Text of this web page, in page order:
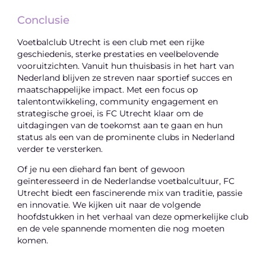
Conclusie
Voetbalclub Utrecht is een club met een rijke
geschiedenis, sterke prestaties en veelbelovende
vooruitzichten. Vanuit hun thuisbasis in het hart van
Nederland blijven ze streven naar sportief succes en
maatschappelijke impact. Met een focus op
talentontwikkeling, community engagement en
strategische groei, is FC Utrecht klaar om de
uitdagingen van de toekomst aan te gaan en hun
status als een van de prominente clubs in Nederland
verder te versterken.
Of je nu een diehard fan bent of gewoon
geïnteresseerd in de Nederlandse voetbalcultuur, FC
Utrecht biedt een fascinerende mix van traditie, passie
en innovatie. We kijken uit naar de volgende
hoofdstukken in het verhaal van deze opmerkelijke club
en de vele spannende momenten die nog moeten
komen.